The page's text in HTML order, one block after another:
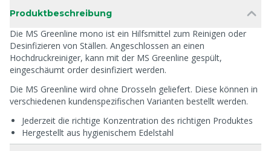
Produktbeschreibung
Die MS Greenline mono ist ein Hilfsmittel zum Reinigen oder
Desinfizieren von Ställen. Angeschlossen an einen
Hochdruckreiniger, kann mit der MS Greenline gespült,
eingeschäumt order desinfiziert werden.
Die MS Greenline wird ohne Drosseln geliefert. Diese können in
verschiedenen kundenspezifischen Varianten bestellt werden.
Jederzeit die richtige Konzentration des richtigen Produktes
Hergestellt aus hygienischem Edelstahl